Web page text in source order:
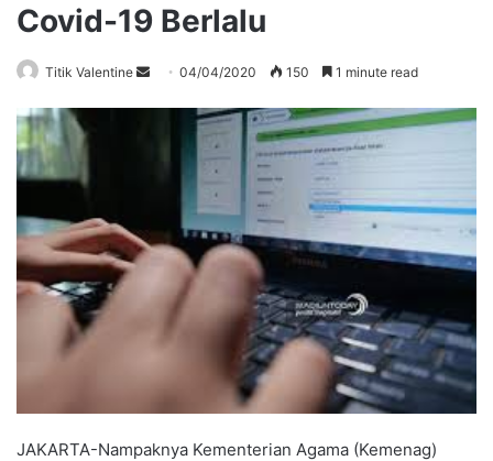
Covid-19 Berlalu
Titik Valentine
Send04/04/2020 150 1 minute read
JAKARTA-Nampaknya Kementerian Agama (Kemenag)